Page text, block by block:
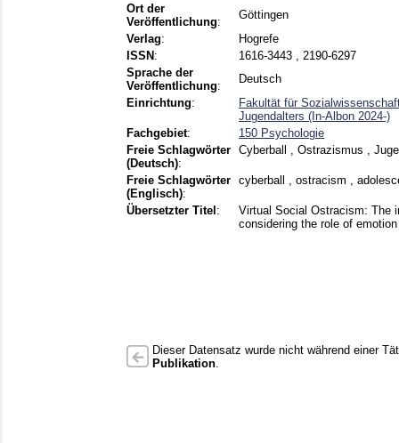
Ort der
Veröffentlichung:
Göttingen
Verlag:
Hogrefe
ISSN :
1616-3443 , 2190-6297
Sprache der
Veröffentlichung:
Deutsch
Einrichtung:
Fakultät für
Jugendalters (In-Albon 2024-)
Fachgebiet:
150 Psychologie
Freie Schlagwörter
(Deutsch):
Cyberball , Ostrazismus ,
Freie Schlagwörter
(Englisch):
cyberball , ostracism ,
Übersetzter Titel :
Virtual Social Ostracism: The
considering the role of
Dieser Datensatz wurde nicht während einer
Publikation